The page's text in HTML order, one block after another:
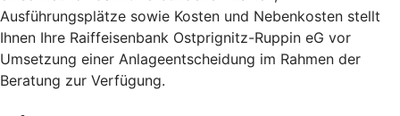
Ausführungsplätze sowie Kosten und Nebenkosten stellt
Ihnen Ihre Raiffeisenbank Ostprignitz-Ruppin eG vor
Umsetzung einer Anlageentscheidung im Rahmen der
Beratung zur Verfügung.